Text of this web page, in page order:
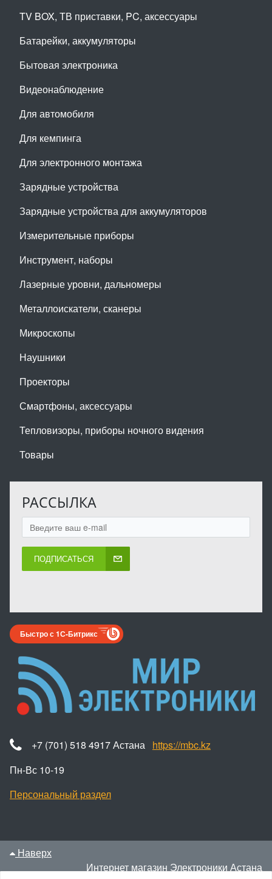
TV BOX, ТВ приставки, PC, аксессуары
Батарейки, аккумуляторы
Бытовая электроника
Видеонаблюдение
Для автомобиля
Для кемпинга
Для электронного монтажа
Зарядные устройства
Зарядные устройства для аккумуляторов
Измерительные приборы
Инструмент, наборы
Лазерные уровни, дальномеры
Металлоискатели, сканеры
Микроскопы
Наушники
Проекторы
Смартфоны, аксессуары
Тепловизоры, приборы ночного видения
Товары
РАССЫЛКА
ПОДПИСАТЬСЯ
Быстро с 1С-Битрикс
+7 (701) 518 4917 Астана https://mbc.kz
Пн-Вс 10-19
Персональный раздел
Наверх
Интернет магазин Электроники Астана